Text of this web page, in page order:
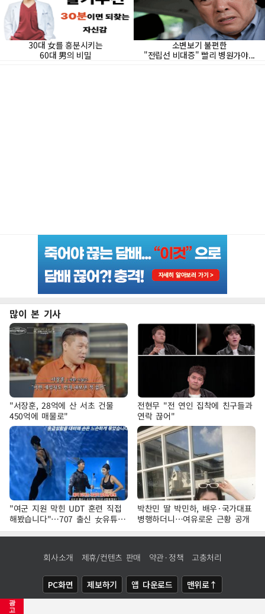
광
고
많이 본 기사
"서장훈, 28억에 산 서초 건물
450억에 매물로"
전현무 "전 연인 집착에 친구들과
연락 끊어"
"여군 지원 막힌 UDT 훈련 직접
해봤습니다"…707 출신 女유튜버
'완벽 소화'
박찬민 딸 박민하, 배우·국가대표
병행하더니…여유로운 근황 공개
회사소개 제휴/컨텐츠 판매 약관·정책 고충처리
PC화면 제보하기 앱 다운로드 맨위로↑